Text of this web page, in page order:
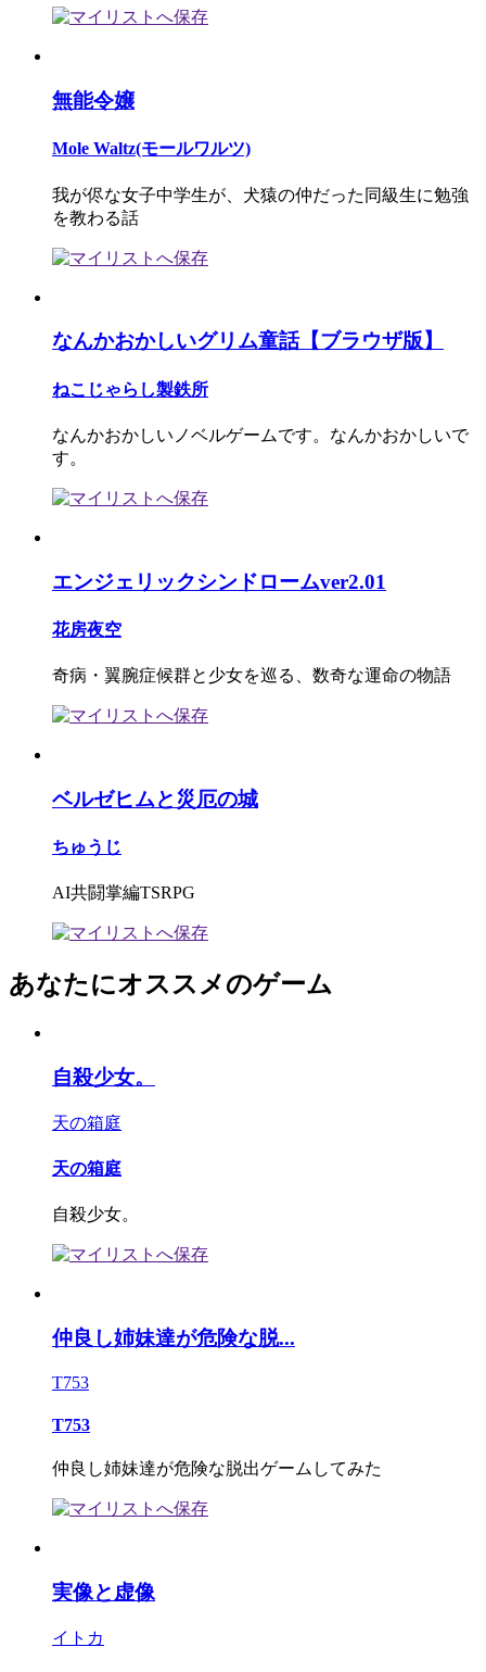
無能令嬢
Mole Waltz(モールワルツ)
我が侭な女子中学生が、犬猿の仲だった同級生に勉強
を教わる話
なんかおかしいグリム童話【ブラウザ版】
ねこじゃらし製鉄所
なんかおかしいノベルゲームです。なんかおかしいで
す。
エンジェリックシンドロームver2.01
花房夜空
奇病・翼腕症候群と少女を巡る、数奇な運命の物語
ベルゼヒムと災厄の城
ちゅうじ
AI共闘掌編TSRPG
あなたにオススメのゲーム
自殺少女。
天の箱庭
天の箱庭
自殺少女。
仲良し姉妹達が危険な脱...
T753
T753
仲良し姉妹達が危険な脱出ゲームしてみた
実像と虚像
イトカ